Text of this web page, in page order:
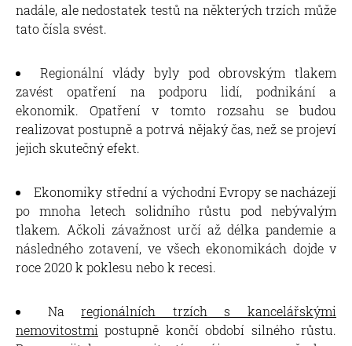
nadále, ale nedostatek testů na některých trzích může
tato čísla svést.
Regionální vlády byly pod obrovským tlakem
zavést opatření na podporu lidí, podnikání a
ekonomik. Opatření v tomto rozsahu se budou
realizovat postupně a potrvá nějaký čas, než se projeví
jejich skutečný efekt.
Ekonomiky střední a východní Evropy se nacházejí
po mnoha letech solidního růstu pod nebývalým
tlakem. Ačkoli závažnost určí až délka pandemie a
následného zotavení, ve všech ekonomikách dojde v
roce 2020 k poklesu nebo k recesi.
Naregionálních trzích s kancelářskými
nemovitostmi postupně končí období silného růstu.